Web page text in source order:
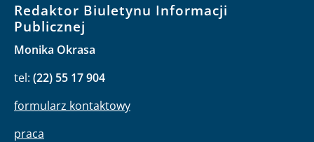
Redaktor Biuletynu Informacji
Publicznej
Monika Okrasa
tel: (22) 55 17 904
formularz kontaktowy
praca